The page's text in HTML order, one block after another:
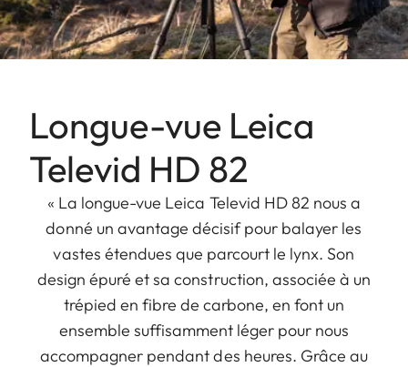
Longue-vue Leica
Televid HD 82
« La longue-vue Leica Televid HD 82 nous a
donné un avantage décisif pour balayer les
vastes étendues que parcourt le lynx. Son
design épuré et sa construction, associée à un
trépied en fibre de carbone, en font un
ensemble suffisamment léger pour nous
accompagner pendant des heures. Grâce au